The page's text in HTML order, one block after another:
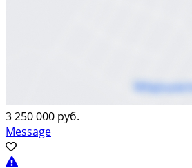
3 250 000 руб.
Message